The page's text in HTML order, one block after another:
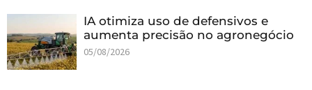
IA otimiza uso de defensivos e
aumenta precisão no agronegócio
05/08/2026